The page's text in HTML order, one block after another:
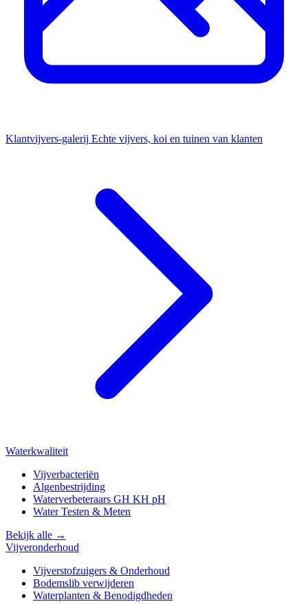
Klantvijvers-galerij Echte vijvers, koi en tuinen van klanten
Waterkwaliteit
Vijverbacteriën
Algenbestrijding
Waterverbeteraars GH KH pH
Water Testen & Meten
Bekijk alle →
Vijveronderhoud
Vijverstofzuigers & Onderhoud
Bodemslib verwijderen
Waterplanten & Benodigdheden